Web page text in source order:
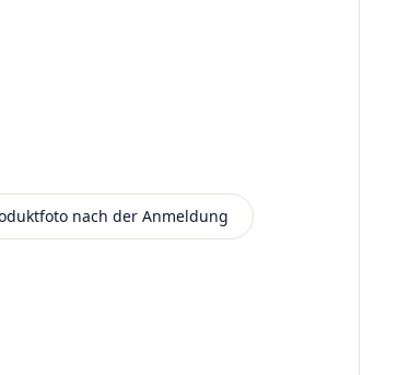
nach der Anmeldung